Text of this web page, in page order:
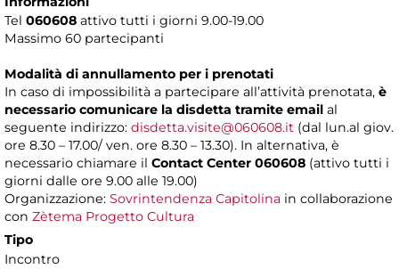
Tel 060608 attivo tutti i giorni 9.00-19.00
Massimo 60 partecipanti
Modalità di annullamento per i prenotati
In caso di impossibilità a partecipare all’attività prenotata, è
necessario comunicare la disdetta tramite email al
seguente indirizzo: disdetta.visite@060608.it (dal lun.al giov.
ore 8.30 – 17.00/ ven. ore 8.30 – 13.30). In alternativa, è
necessario chiamare il Contact Center 060608 (attivo tutti i
giorni dalle ore 9.00 alle 19.00)
Organizzazione: Sovrintendenza Capitolina in collaborazione
con Zètema Progetto Cultura
Tipo
Incontro